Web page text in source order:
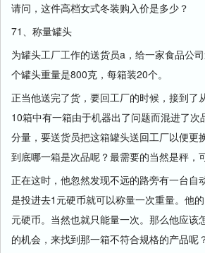
请问，这件高档女式冬装购入价是多少？
71、称量罐头
为罐头工厂工作的送货员a，给一家食品公
个罐头重量是800克，每箱装20个。
正当他送完了货，要回工厂的时候，接到了
10箱中有一箱由于机器出了问题而混进了次
分量，要送货员把这箱罐头送回工厂以便更
到底哪一箱是次品呢？最需要的当然是秤，
正在这时，他忽然发现不远的路旁有一台自
是投进去1元硬币就可以称量一次重量。他
元硬币。当然也就只能量一次。那么他应该
的机会，来找到那一箱不符合规格的产品呢